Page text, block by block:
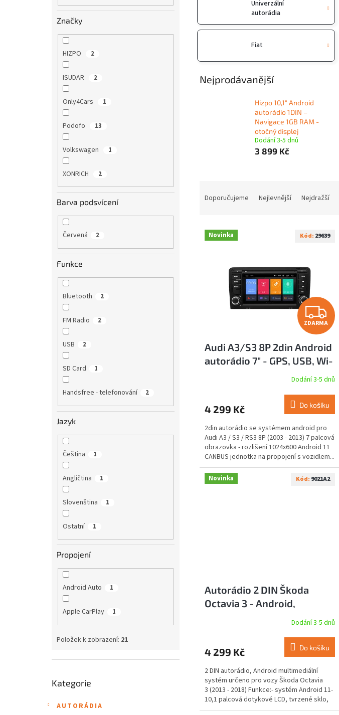
Značky
HIZPO 2
ISUDAR 2
Only4Cars 1
Podofo 13
Volkswagen 1
XONRICH 2
Barva podsvícení
Červená 2
Funkce
Bluetooth 2
FM Radio 2
USB 2
SD Card 1
Handsfree - telefonování 2
Jazyk
Čeština 1
Angličtina 1
Slovenština 1
Ostatní 1
Propojení
Android Auto 1
Apple CarPlay 1
Položek k zobrazení: 21
kategorie
Kategorie
AUTORÁDIA
Univerzální
autorádia
Fiat
Nejprodávanější
Hizpo 10,1" Android
autorádio 1DIN –
Navigace 1GB RAM -
otočný displej
Dodání 3-5 dnů
3 899 Kč
n
Doporučujeme Nejlevnější Nejdražší
V Novinka
Z
D
A
R
M
A
ZDARMA
Audi A3/S3 8P 2din Android
autorádio 7" - GPS, USB, Wi-
Fi, BT - Originální vzhled
Dodání 3-5 dnů
4 299 Kč Do košíku
2din autorádio se systémem android pro
Audi A3 / S3 / RS3 8P (2003 - 2013) 7 palcová
obrazovka - rozlišení 1024x600 Android 11
CANBUS jednotka na propojení s vozidlem...
Kód: 29639
Novinka
Autorádio 2 DIN Škoda
Octavia 3 - Android,
Bluetooth, Wii-Fi, USB, GPS
Dodání 3-5 dnů
4 299 Kč Do košíku
2 DIN autorádio, Android multimediální
systém určeno pro vozy Škoda Octavia
3 (2013 - 2018) Funkce:- systém Android 11-
10,1 palcová dotykové LCD, tvrzené sklo,
HD...
Kód: 9021A2